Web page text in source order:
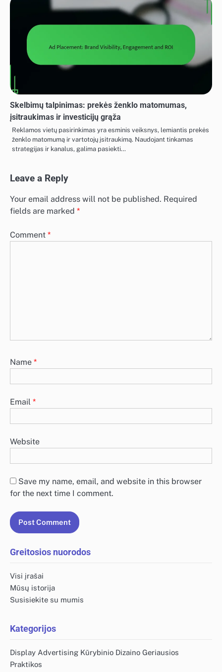
Skelbimų talpinimas: prekės ženklo matomumas,
įsitraukimas ir investicijų grąža
Reklamos vietų pasirinkimas yra esminis veiksnys, lemiantis prekės
ženklo matomumą ir vartotojų įsitraukimą. Naudojant tinkamas
strategijas ir kanalus, galima pasiekti…
Leave a Reply
Your email address will not be published. Required
fields are marked *
Comment *
Name *
Email *
Website
Save my name, email, and website in this browser
for the next time I comment.
Greitosios nuorodos
Visi įrašai
Mūsų istorija
Susisiekite su mumis
Kategorijos
Display Advertising Kūrybinio Dizaino Geriausios
Praktikos